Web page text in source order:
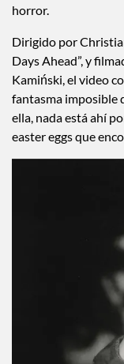
horror.
Dirigido por
Days Ahead”, y
Kamiński, el video
fantasma imposible
ella, nada está ahí
easter eggs que